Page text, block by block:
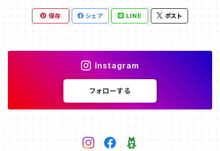
保存 シェア LINE ポスト
Instagram
フォローする